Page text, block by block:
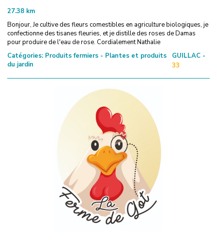
27.38 km
Bonjour, Je cultive des fleurs comestibles en agriculture biologiques, je
confectionne des tisanes fleuries, et je distille des roses de Damas
pour produire de l'eau de rose. Cordialement Nathalie
Catégories: Produits fermiers - Plantes et produits
du jardin
GUILLAC -
33